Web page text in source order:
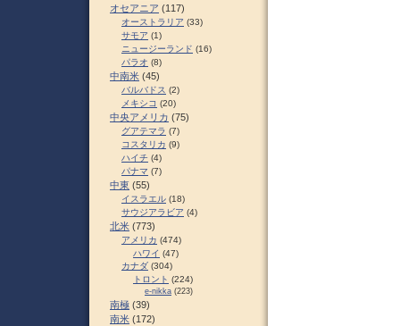
オセアニア (117)
オーストラリア (33)
サモア (1)
ニュージーランド (16)
パラオ (8)
中南米 (45)
バルバドス (2)
メキシコ (20)
中央アメリカ (75)
グアテマラ (7)
コスタリカ (9)
ハイチ (4)
パナマ (7)
中東 (55)
イスラエル (18)
サウジアラビア (4)
北米 (773)
アメリカ (474)
ハワイ (47)
カナダ (304)
トロント (224)
e-nikka (223)
南極 (39)
南米 (172)